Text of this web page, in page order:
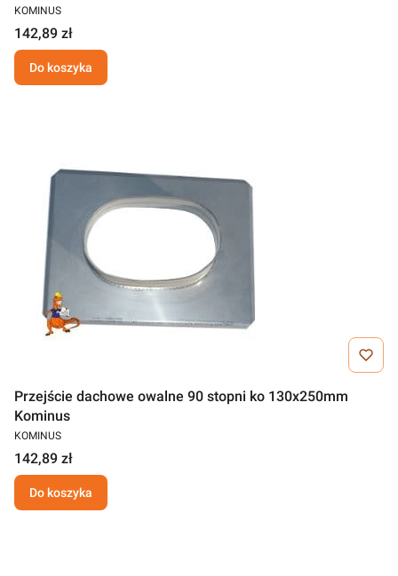
KOMINUS
142,89 zł
Do koszyka
Przejście dachowe owalne 90 stopni ko 130x250mm
Kominus
KOMINUS
142,89 zł
Do koszyka